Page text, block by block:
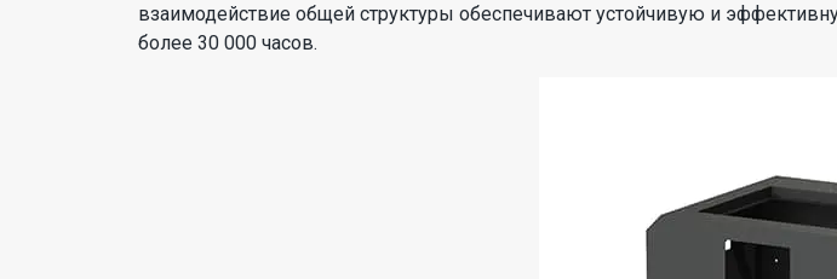
взаимодействие общей структуры обеспечивают устойчивую и
более 30 000 часов.